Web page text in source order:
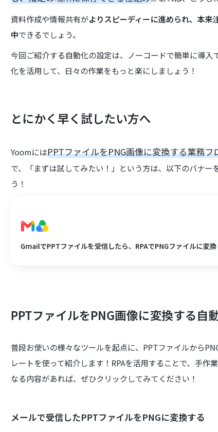
資料作成や情報共有がよりスピーディーに進められ、本
中できるでしょう。
今回ご紹介する自動化の設定は、ノーコードで簡単に導
化を活用して、日々の作業をもっと楽にしましょう！
とにかく早く試したい方へ
YoomにはPPTファイルをPNG画像に変換する業務
で、「まずは試してみたい！」という方は、以下のバナ
う！
GmailでPPTファイルを受信したら、RPAでPNGファイルに変
PPTファイルをPNG画像に変換する自
普段お使いの様々なツールを起点に、PPTファイルから
レートを使って紹介します！RPAを活用することで、手
なる内容があれば、ぜひクリックしてみてください！
メールで受信したPPTファイルをPNGに変換する